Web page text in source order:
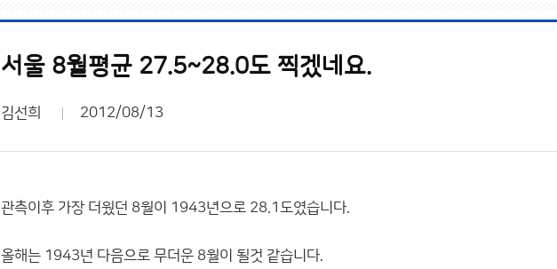
서울 8월평균 27.5~28.0도 찍겠네요.
김선희 2012/08/13
관측이후 가장 더웠던 8월이 1943년으로 28.1도였습니다.
올해는 1943년 다음으로 무더운 8월이 될것 같습니다.